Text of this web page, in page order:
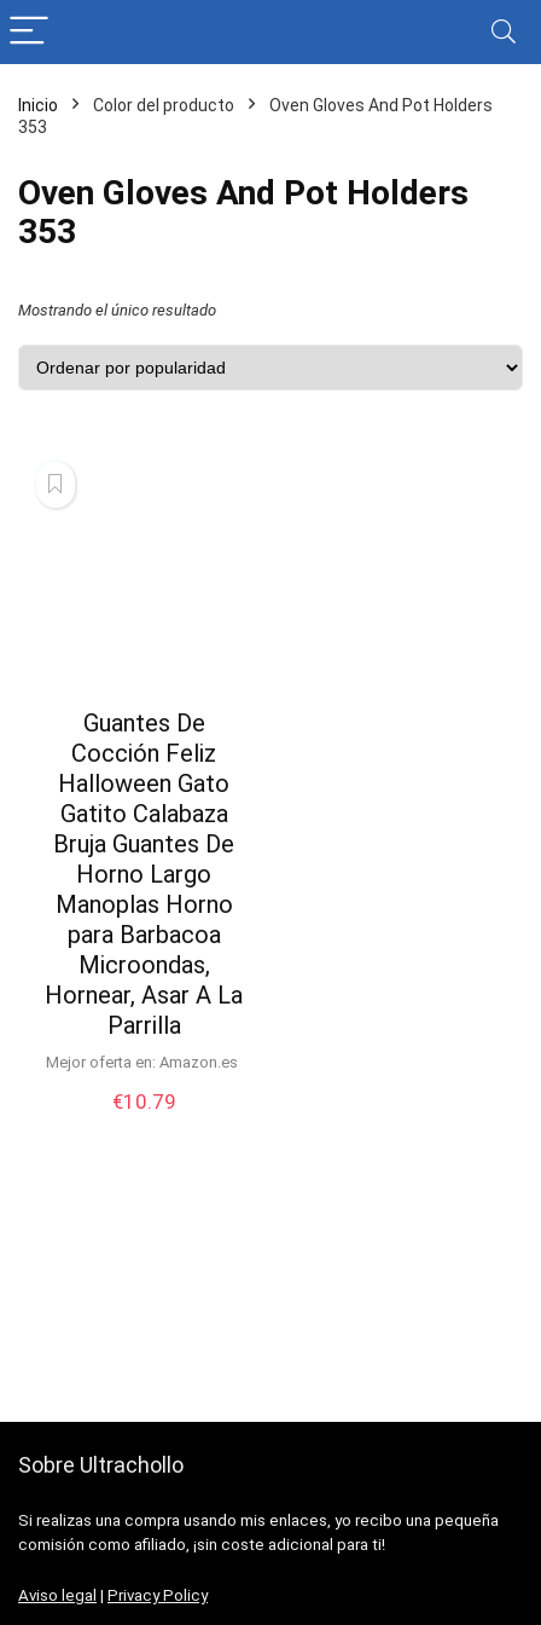
Inicio Color del producto
Oven Gloves And Pot Holders
353
Oven Gloves And Pot Holders
353
Mostrando el único resultado
Guantes De
Cocción Feliz
Halloween Gato
Gatito Calabaza
Bruja Guantes De
Horno Largo
Manoplas Horno
para Barbacoa
Microondas,
Hornear, Asar A La
Parrilla
Mejor oferta en: Amazon.es
€10.79
Sobre Ultrachollo
Si realizas una compra usando mis enlaces, yo recibo una pequeña
comisión como afiliado, ¡sin coste adicional para ti!
Aviso legal | Privacy Policy